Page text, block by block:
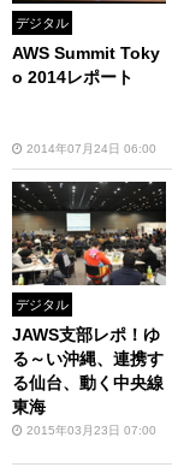
デジタル
AWS Summit Toky
o 2014レポート
2014年07月24日 06:00
デジタル
JAWS支部レポ！ゆ
る～い沖縄、連携す
る仙台、動く中央線
東海
2015年03月23日 07:00